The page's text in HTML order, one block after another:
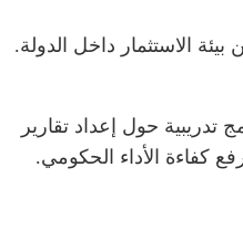
الاستثمار داخل الدولة.
حول إعداد تقارير
كفاءة الأداء الحكومي.